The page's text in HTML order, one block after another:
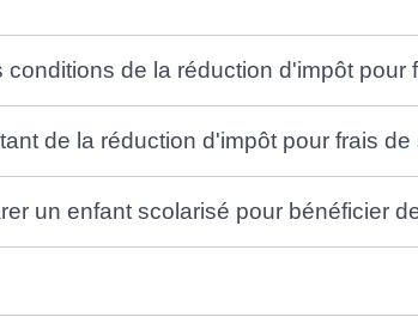
conditions de la réduction d'impôt pour
de la réduction d'impôt pour frais
un enfant scolarisé pour bénéficier